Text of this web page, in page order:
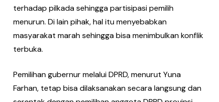
terhadap pilkada sehingga partisipasi pemilih
menurun. Di lain pihak, hal itu menyebabkan
masyarakat marah sehingga bisa menimbulkan konflik
terbuka.
Pemilihan gubernur melalui DPRD, menurut Yuna
Farhan, tetap bisa dilaksanakan secara langsung dan